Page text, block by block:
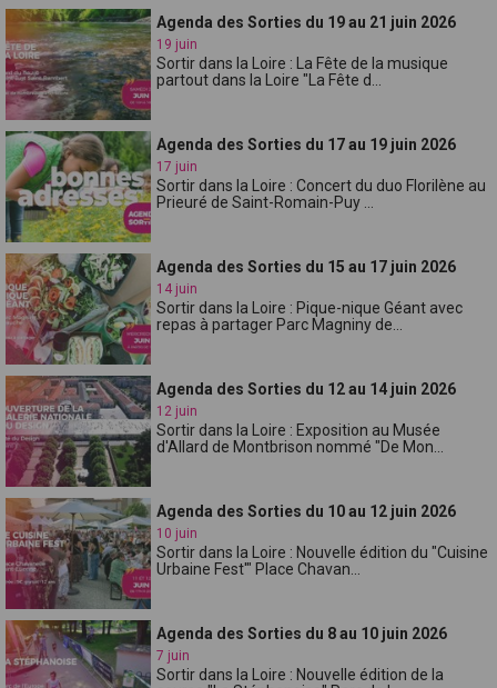
Agenda des Sorties du 19 au 21 juin 2026
19 juin
Sortir dans la Loire : La Fête de la musique
partout dans la Loire "La Fête d...
Agenda des Sorties du 17 au 19 juin 2026
17 juin
Sortir dans la Loire : Concert du duo Florilène au
Prieuré de Saint-Romain-Puy ...
Agenda des Sorties du 15 au 17 juin 2026
14 juin
Sortir dans la Loire : Pique-nique Géant avec
repas à partager Parc Magniny de...
Agenda des Sorties du 12 au 14 juin 2026
12 juin
Sortir dans la Loire : Exposition au Musée
d'Allard de Montbrison nommé "De Mon...
Agenda des Sorties du 10 au 12 juin 2026
10 juin
Sortir dans la Loire : Nouvelle édition du "Cuisine
Urbaine Fest'" Place Chavan...
Agenda des Sorties du 8 au 10 juin 2026
7 juin
Sortir dans la Loire : Nouvelle édition de la